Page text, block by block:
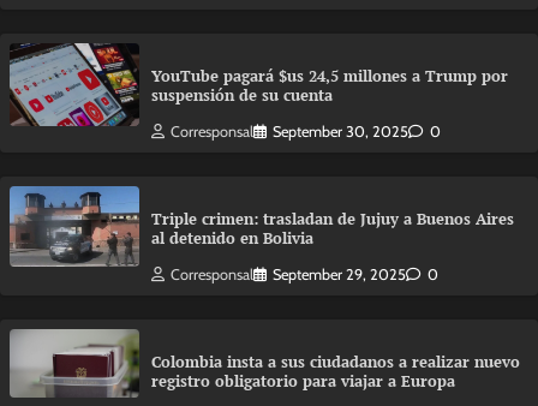
YouTube pagará $us 24,5 millones a Trump por
suspensión de su cuenta
Corresponsal September 30, 2025 0
Triple crimen: trasladan de Jujuy a Buenos Aires
al detenido en Bolivia
Corresponsal September 29, 2025 0
Colombia insta a sus ciudadanos a realizar nuevo
registro obligatorio para viajar a Europa